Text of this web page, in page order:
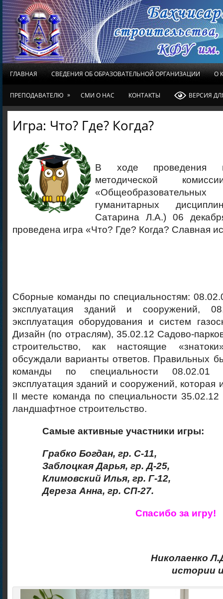
ГЛАВНАЯ СВЕДЕНИЯ ОБ ОБРАЗОВАТЕЛЬНОЙ ОРГАНИЗАЦИИ О
ПРЕПОДАВАТЕЛЮ » СМИ О НАС КОНТАКТЫ ВЕРСИЯ
Игра: Что? Где? Когда?
В ходе проведения
методической
гуманитарных
Сатарина Л.А.) 06
проведена игра «Что? Где? Когда? Славная
Сборные команды по специальностям:
эксплуатация зданий и сооружений,
эксплуатация оборудования и систем
Дизайн (по отраслям), 35.02.12 Садово-
строительство, как настоящие
обсуждали варианты ответов. Правильных
команды по специальности 08.02.01
эксплуатация зданий и сооружений, которая
ІІ месте команда по специальности
ландшафтное строительство.
Самые активные участники игры:
Грабко Богдан, гр. С-11,
Заблоцкая Дарья, гр. Д-25,
Климовский Илья, гр. Г-12,
Дереза Анна, гр. СП-27.
Спасибо за игру!
Николаенко
истории